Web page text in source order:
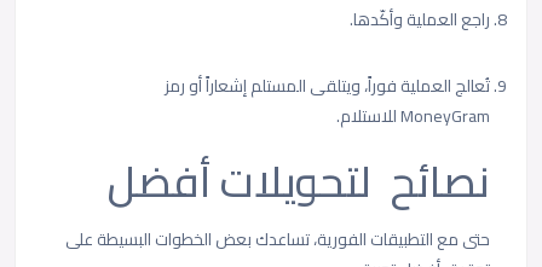
راجع العملية وأكّدها.
تُعالج العملية فوراً، ويتلقى المستلم إشعاراً أو رمز
MoneyGram للاستلام.
نصائح لتحويلات أفضل
حتى مع التطبيقات الفورية، تساعدك بعض الخطوات البسيطة على